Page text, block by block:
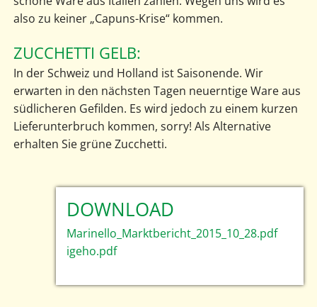
also zu keiner „Capuns-Krise“ kommen.
ZUCCHETTI GELB:
In der Schweiz und Holland ist Saisonende. Wir
erwarten in den nächsten Tagen neuerntige Ware aus
südlicheren Gefilden. Es wird jedoch zu einem kurzen
Lieferunterbruch kommen, sorry! Als Alternative
erhalten Sie grüne Zucchetti.
DOWNLOAD
Marinello_Marktbericht_2015_10_28.pdf
igeho.pdf